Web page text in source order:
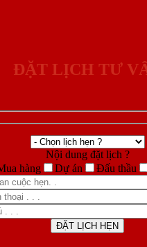
ĐẶT LỊCH TƯ
Nội dung đặt lịch ?
hàng
Dự án Đấu thầu